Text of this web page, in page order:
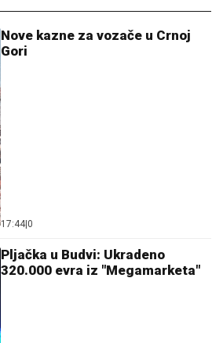
Nove kazne za vozače u Crnoj
Gori
17:44|0
Pljačka u Budvi: Ukradeno
320.000 evra iz "Megamarketa"